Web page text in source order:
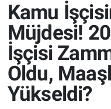
Kamu
Müjdesi!
İşçisi
Oldu,
Yükseldi?